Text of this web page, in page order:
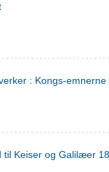
: Kongs-emnerne
til Keiser og Galilæer